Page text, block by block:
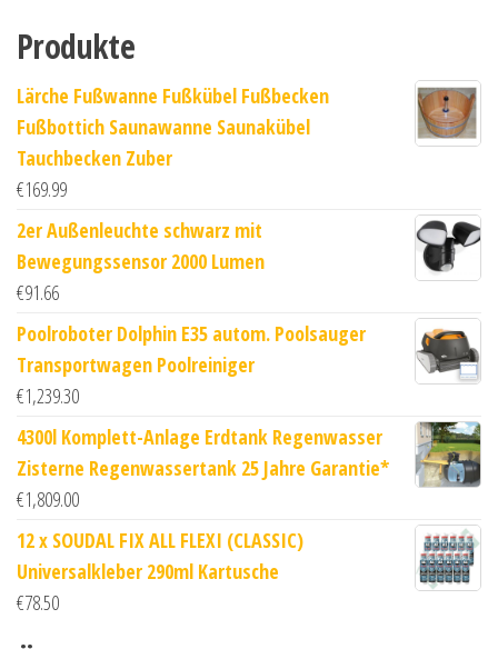
Produkte
Lärche Fußwanne Fußkübel Fußbecken
Fußbottich Saunawanne Saunakübel
Tauchbecken Zuber
€169.99
2er Außenleuchte schwarz mit
Bewegungssensor 2000 Lumen
€91.66
Poolroboter Dolphin E35 autom. Poolsauger
Transportwagen Poolreiniger
€1,239.30
4300l Komplett-Anlage Erdtank Regenwasser
Zisterne Regenwassertank 25 Jahre Garantie*
€1,809.00
12 x SOUDAL FIX ALL FLEXI (CLASSIC)
Universalkleber 290ml Kartusche
€78.50